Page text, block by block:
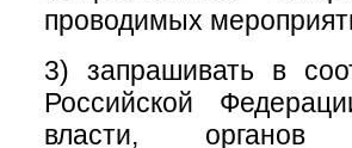
проводимых
3) запрашивать в
Российской
власти, органов